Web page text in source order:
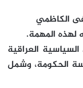
الكاظمي
لهذه المهمة.
العراقية
الحكومة، وشمل